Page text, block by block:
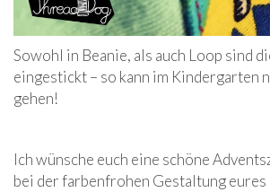
Sowohl in Beanie, als auch Loop sind
eingestickt – so kann im Kindergarten
gehen!
Ich wünsche euch eine schöne
bei der farbenfrohen Gestaltung eures